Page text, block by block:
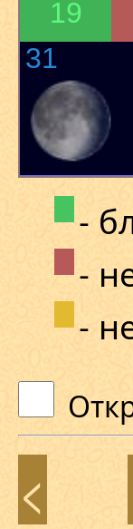
19
31
-
-
-
<